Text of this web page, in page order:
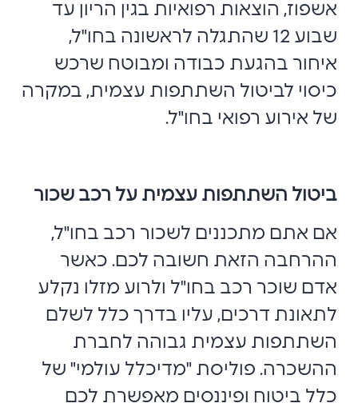
אשפוז, הוצאות רפואיות בגין הריון עד
שבוע 12 שהתגלה לראשונה בחו"ל,
איחור בהגעת כבודה ומבוטח שרכש
כיסוי לביטול השתתפות עצמית, במקרה
של אירוע רפואי בחו"ל.
ביטול השתתפות עצמית על רכב שכור
אם אתם מתכננים לשכור רכב בחו"ל,
ההרחבה הזאת חשובה לכם. כאשר
אדם שוכר רכב בחו"ל ולרוע מזלו נקלע
לתאונת דרכים, עליו בדרך כלל לשלם
השתתפות עצמית גבוהה לחברת
ההשכרה. פוליסת "מדיכלל עולמי" של
כלל ביטוח ופיננסים מאפשרת לכם